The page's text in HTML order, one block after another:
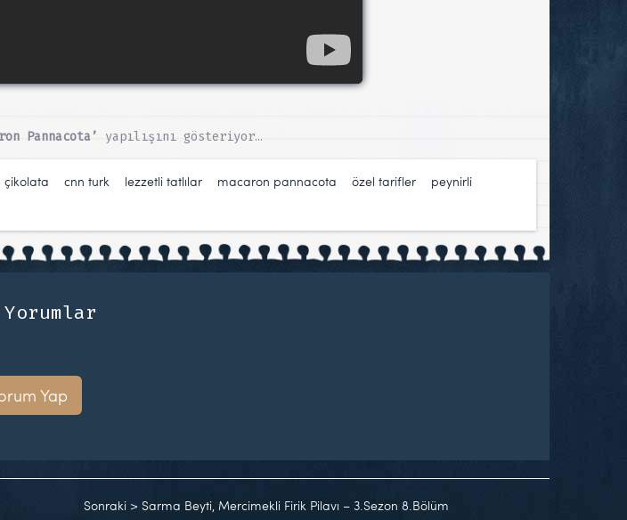
Pannacota’ yapılışını gösteriyor…
çikolata cnn turk lezzetli tatlılar macaron pannacota özel tarifler
peynirli
Yorumlar
Yap
Sonraki > Sarma Beyti, Mercimekli Firik Pilavı – 3.Sezon 8.Bölüm